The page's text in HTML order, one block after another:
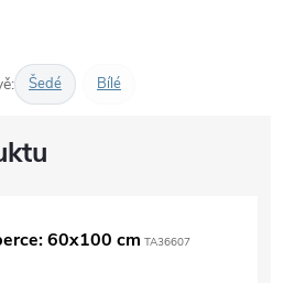
Šedé Bílé
60x100 cm TA36607